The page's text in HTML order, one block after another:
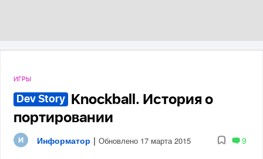
ИГРЫ
Dev Story
Knockball. История о
портировании
Информатор | Обновлено 17 марта 2015 9